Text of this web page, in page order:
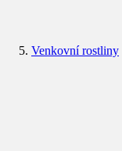
Venkovní rostliny